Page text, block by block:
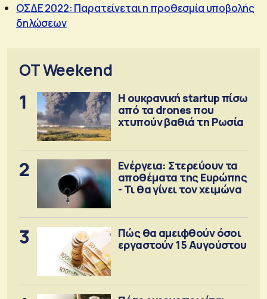
ΟΣΔΕ 2022: Παρατείνεται η προθεσμία υποβολής
δηλώσεων
OT Weekend
1
Η ουκρανική startup πίσω
από τα drones που
χτυπούν βαθιά τη Ρωσία
2
Ενέργεια: Στερεύουν τα
αποθέματα της Ευρώπης
- Τι θα γίνει τον χειμώνα
3
Πώς θα αμειφθούν όσοι
εργαστούν 15 Αυγούστου